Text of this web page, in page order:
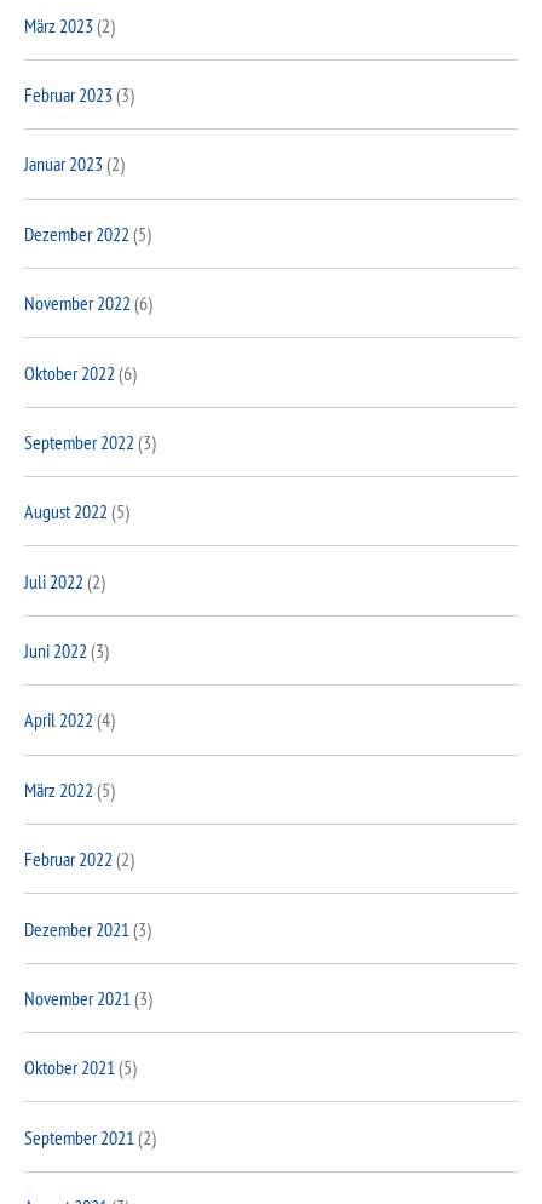
März 2023(2)
Februar 2023(3)
Januar 2023(2)
Dezember 2022 (5)
November 2022 (6)
Oktober 2022 (6)
September 2022 (3)
August 2022 (5)
Juli 2022 (2)
Juni 2022 (3)
April 2022 (4)
März 2022 (5)
Februar 2022 (2)
Dezember 2021 (3)
November 2021 (3)
Oktober 2021(5)
September 2021 (2)